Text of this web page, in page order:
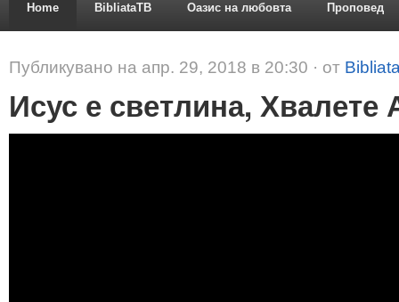
Home BibliataTB Оазис на любовта Проповед
Публикувано на апр. 29, 2018 в 20:30 · от
Исус е светлина, Хвалете